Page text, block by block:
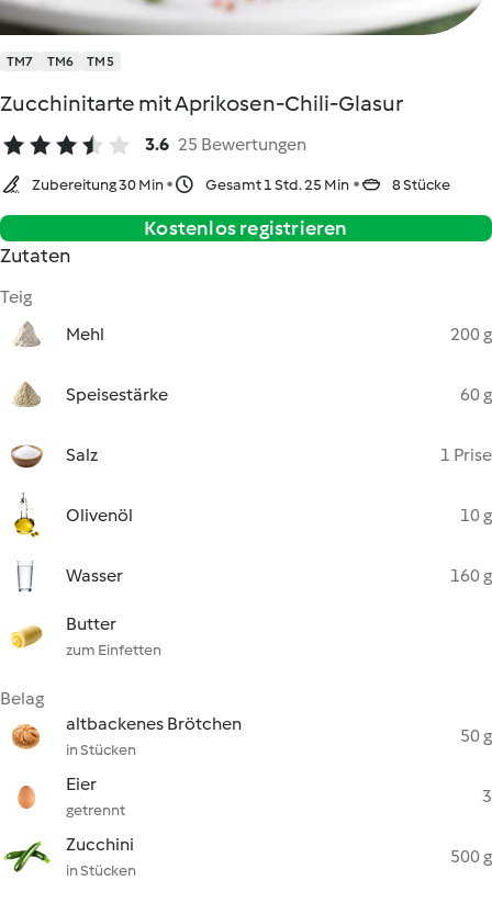
TM7 TM6 TM5
Zucchinitarte mit Aprikosen-Chili-Glasur
3.6 25 Bewertungen
Zubereitung 30 Min Gesamt 1 Std. 25 Min 8 Stücke
Kostenlos registrieren
Zutaten
Teig
Mehl
200 g
Speisestärke 60 g
Salz 1 Prise
Olivenöl 10 g
Wasser 160 g
Butter
zum Einfetten
Belag
altbackenes Brötchen
in Stücken
50 g
Eier
getrennt
3
Zucchini
in Stücken
500 g